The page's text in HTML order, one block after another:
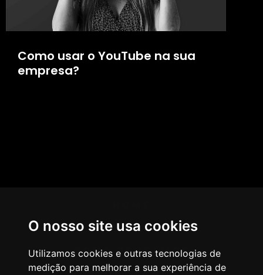
O nosso site usa cookies
Utilizamos cookies e outras tecnologias de
medição para melhorar a sua experiência de
Como usar o YouTube na sua
empresa?
AGÊNCIA
COMO PENSAMOS